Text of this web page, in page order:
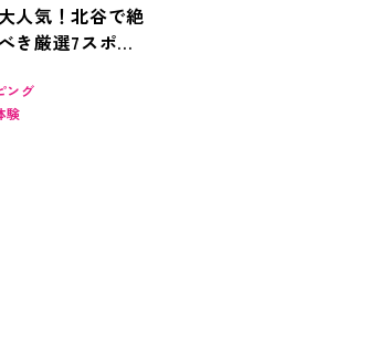
人気！北谷で絶
き厳選7スポッ
ング
験